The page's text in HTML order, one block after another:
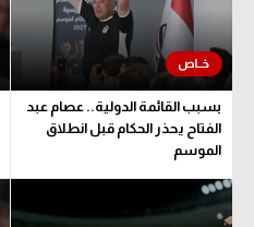
بسبب القائمة الدولية.. عصام عبد
الفتاح يحذر الحكام قبل انطلاق
الموسم